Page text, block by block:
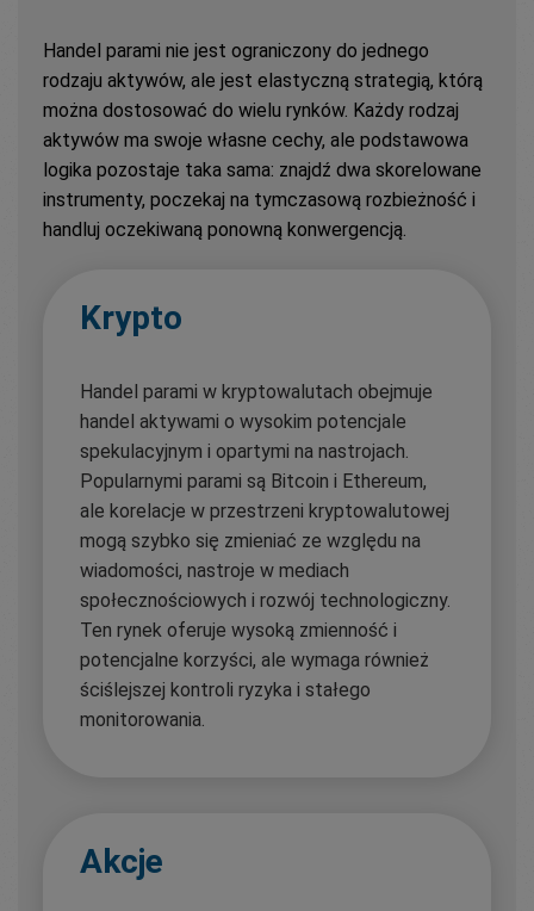
Handel parami nie jest ograniczony do jednego
rodzaju aktywów, ale jest elastyczną strategią, którą
można dostosować do wielu rynków. Każdy rodzaj
aktywów ma swoje własne cechy, ale podstawowa
logika pozostaje taka sama: znajdź dwa skorelowane
instrumenty, poczekaj na tymczasową rozbieżność i
handluj oczekiwaną ponowną konwergencją.
Krypto
Handel parami w kryptowalutach obejmuje
handel aktywami o wysokim potencjale
spekulacyjnym i opartymi na nastrojach.
Popularnymi parami są Bitcoin i Ethereum,
ale korelacje w przestrzeni kryptowalutowej
mogą szybko się zmieniać ze względu na
wiadomości, nastroje w mediach
społecznościowych i rozwój technologiczny.
Ten rynek oferuje wysoką zmienność i
potencjalne korzyści, ale wymaga również
ściślejszej kontroli ryzyka i stałego
monitorowania.
Akcje